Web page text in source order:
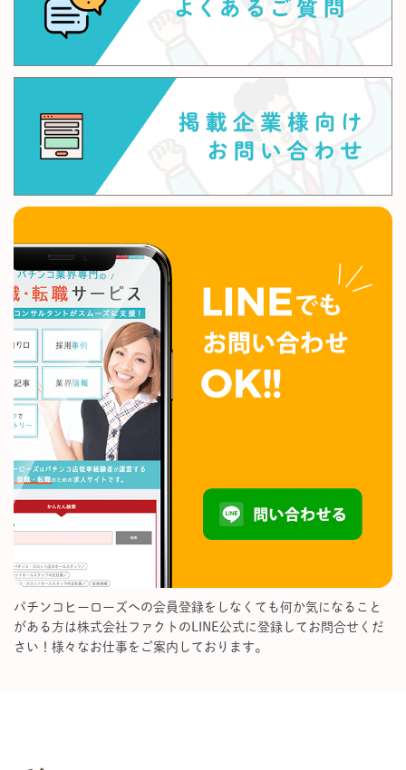
パチンコヒーローズへの会員登録をしなくても何か気になること
がある方は株式会社ファクトのLINE公式に登録してお問合せくだ
さい！様々なお仕事をご案内しております。